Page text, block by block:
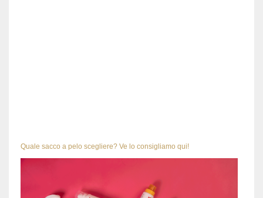
Quale sacco a pelo scegliere? Ve lo consigliamo qui!